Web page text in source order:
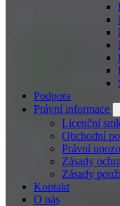
Podpora
Právní informace
Licenční
Obchodní
Právní
Zásady
Zásady
Kontakt
O nás